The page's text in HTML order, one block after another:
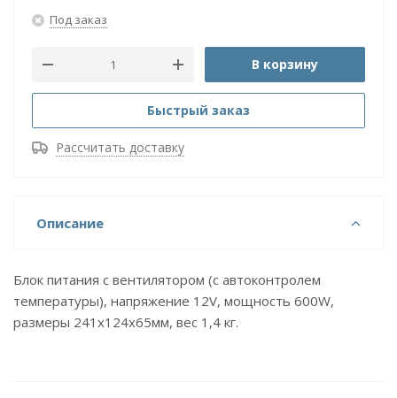
Под заказ
В корзину
Быстрый заказ
Рассчитать доставку
Описание
Блок питания с вентилятором (с автоконтролем
температуры), напряжение 12V, мощность 600W,
размеры 241x124x65мм, вес 1,4 кг.